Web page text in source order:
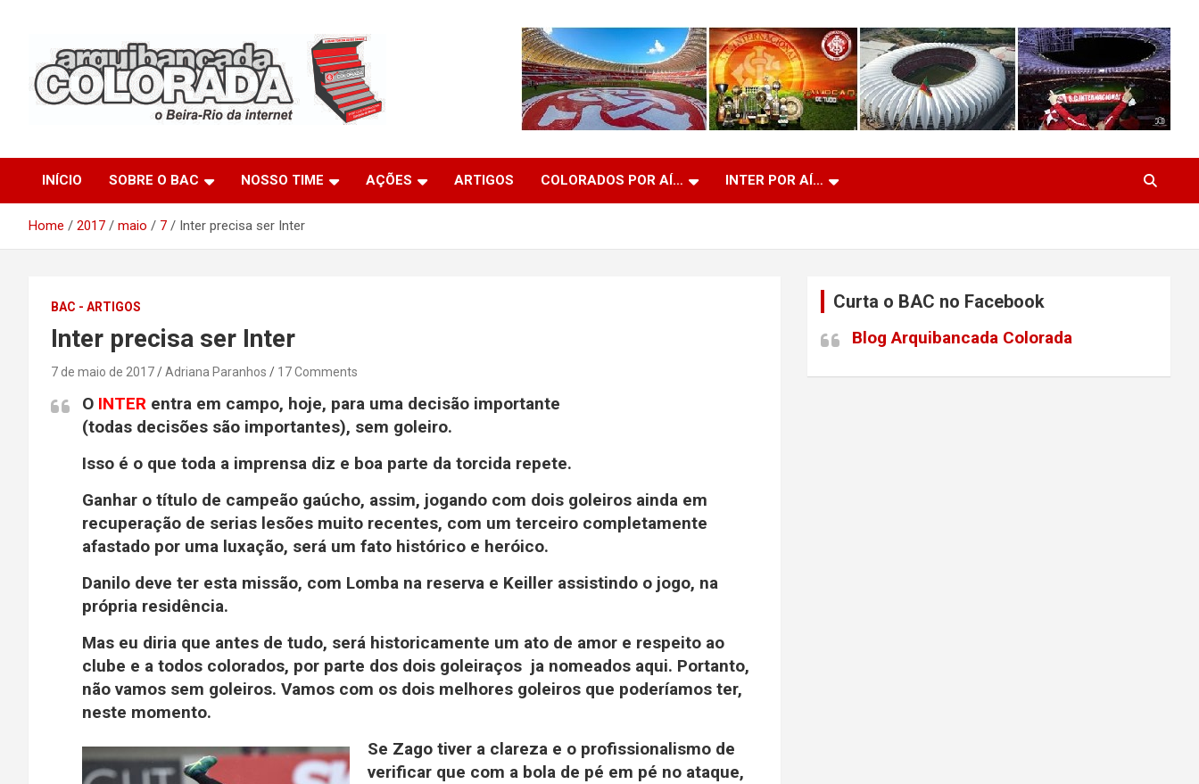
Arquibancada Colorada
INÍCIO SOBRE O BAC NOSSO TIME AÇÕES ARTIGOS COLORADOS POR AÍ… INTER POR AÍ…
Home 2017 maio 7 Inter precisa ser Inter
BAC - ARTIGOS
Inter precisa ser Inter
7 de maio de 2017 Adriana Paranhos 17 Comments
O INTER entra em campo, hoje, para uma decisão importante
(todas decisões são importantes), sem goleiro.
Isso é o que toda a imprensa diz e boa parte da torcida repete.
Ganhar o título de campeão gaúcho, assim, jogando com dois goleiros ainda em
recuperação de serias lesões muito recentes, com um terceiro completamente
afastado por uma luxação, será um fato histórico e heróico.
Danilo deve ter esta missão, com Lomba na reserva e Keiller assistindo o jogo, na
própria residência.
Mas eu diria que antes de tudo, será historicamente um ato de amor e respeito ao
clube e a todos colorados, por parte dos dois goleiraços ja nomeados aqui. Portanto,
não vamos sem goleiros. Vamos com os dois melhores goleiros que poderíamos ter,
neste momento.
Se Zago tiver a clareza e o profissionalismo de
verificar que com a bola de pé em pé no ataque,
Curta o BAC no Facebook
Blog Arquibancada Colorada